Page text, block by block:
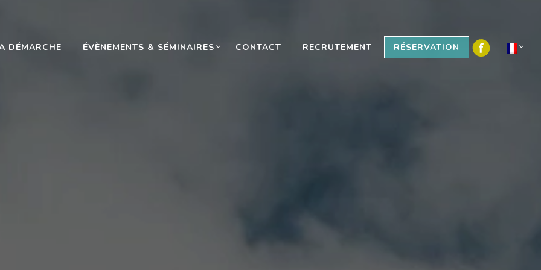
DÉMARCHE ÉVÈNEMENTS & SÉMINAIRES CONTACT RECRUTEMENT RÉSERVATION